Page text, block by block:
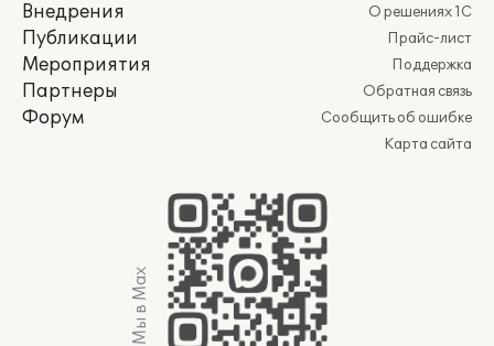
Внедрения
Публикации
Мероприятия
Партнеры
Форум
О решениях 1С
Прайс-лист
Поддержка
Обратная связь
Сообщить об ошибке
Карта сайта
Мы в Max